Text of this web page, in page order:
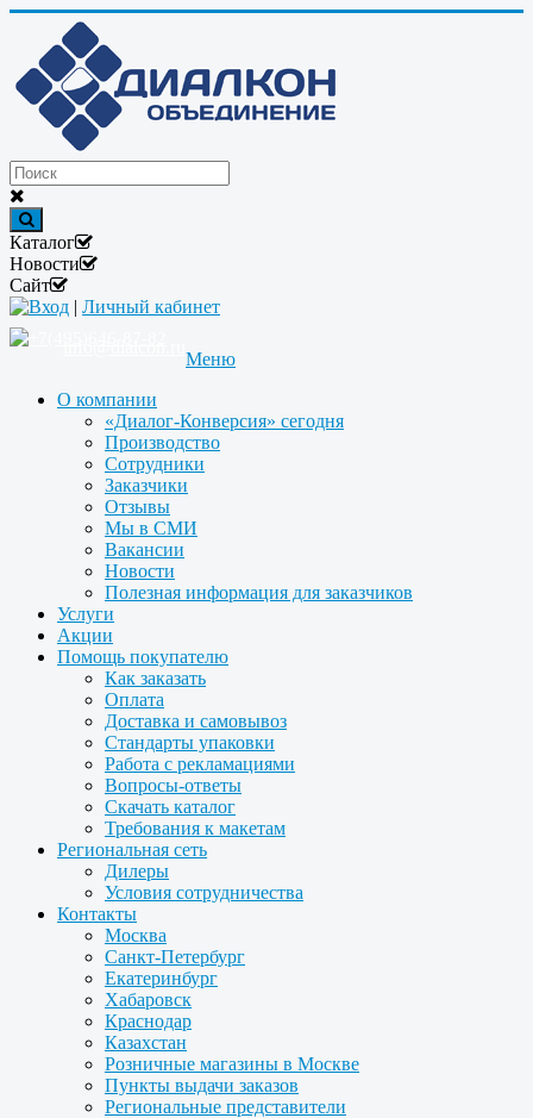
Каталог
Новости
Сайт
Вход | Личный кабинет
Меню
О компании
«Диалог-Конверсия» сегодня
Производство
Сотрудники
Заказчики
Отзывы
Мы в СМИ
Вакансии
Новости
Полезная информация для заказчиков
Услуги
Акции
Помощь покупателю
Как заказать
Оплата
Доставка и самовывоз
Стандарты упаковки
Работа с рекламациями
Вопросы-ответы
Скачать каталог
Требования к макетам
Региональная сеть
Дилеры
Условия сотрудничества
Контакты
Москва
Санкт-Петербург
Екатеринбург
Хабаровск
Краснодар
Казахстан
Розничные магазины в Москве
Пункты выдачи заказов
Региональные представители